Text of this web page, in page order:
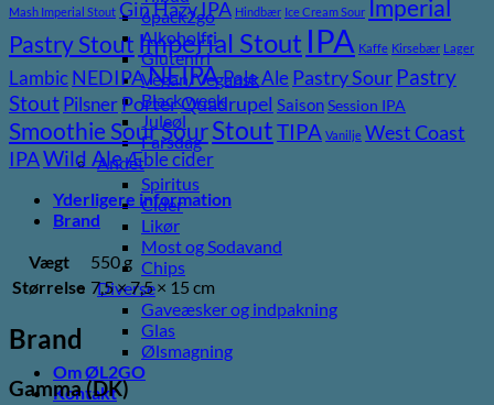
6pack2go
Alkoholfri
Glutenfri
Vegan/Vegansk
Black week
Juleøl
Farsdag
Andet
Spiritus
Cider
Likør
Most og Sodavand
Chips
Diverse
Gaveæsker og indpakning
Glas
Ølsmagning
Om ØL2GO
Kontakt
Mash Imperial Stout GinHazy IPA Hindbær Ice Cream Sour Imperial
Pastry Stout Imperial Stout IPA Kaffe Kirsebær Lager
Lambic NEDIPANEIPAPale Ale Pastry Sour Pastry
Stout Pilsner PorterQuadrupel SaisonSession IPA
Smoothie SourSourStoutTIPA Vanilje West Coast
IPAWild AleÆble cider
Yderligere information
Brand
Vægt
550 g
Størrelse 7,5 × 7,5 × 15 cm
Brand
Gamma (DK)